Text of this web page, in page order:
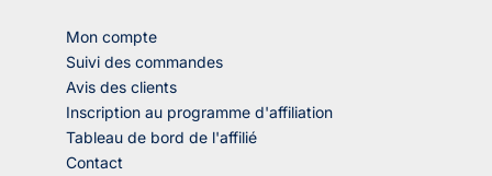
Mon compte
Suivi des commandes
Avis des clients
Inscription au programme d'affiliation
Tableau de bord de l'affilié
Contact